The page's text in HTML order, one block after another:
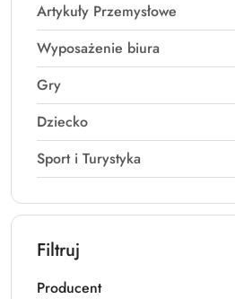
Artykuły Przemysłowe
Wyposażenie biura
Gry
Dziecko
Sport i Turystyka
Filtruj
Producent